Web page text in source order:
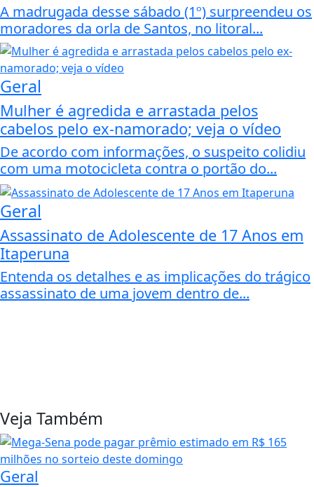
A madrugada desse sábado (1º) surpreendeu os
moradores da orla de Santos, no litoral...
Geral
Mulher é agredida e arrastada pelos
cabelos pelo ex-namorado; veja o vídeo
De acordo com informações, o suspeito colidiu
com uma motocicleta contra o portão do...
Geral
Assassinato de Adolescente de 17 Anos em
Itaperuna
Entenda os detalhes e as implicações do trágico
assassinato de uma jovem dentro de...
Veja Também
Geral